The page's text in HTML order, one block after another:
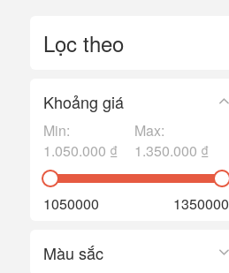
Lọc theo
Khoảng giá
Min:
1.050.000 ₫
Max:
1.350.000 ₫
1050000 1350000
Màu sắc